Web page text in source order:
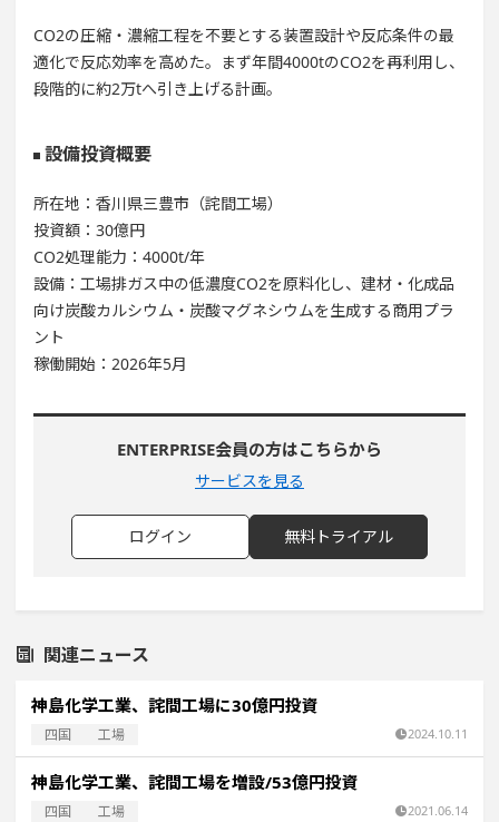
CO2の圧縮・濃縮工程を不要とする装置設計や反応条件の最
適化で反応効率を高めた。まず年間4000tのCO2を再利用し、
段階的に約2万tへ引き上げる計画。
設備投資概要
所在地：香川県三豊市（詫間工場）
投資額：30億円
CO2処理能力：4000t/年
設備：工場排ガス中の低濃度CO2を原料化し、建材・化成品
向け炭酸カルシウム・炭酸マグネシウムを生成する商用プラ
ント
稼働開始：2026年5月
ENTERPRISE会員の方はこちらから
サービスを見る
ログイン 無料トライアル
関連ニュース
神島化学工業、詫間工場に30億円投資
四国 工場 2024.10.11
神島化学工業、詫間工場を増設/53億円投資
四国 工場 2021.06.14